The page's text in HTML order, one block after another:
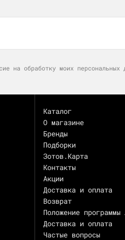
на обработку моих
Каталог
О магазине
Бренды
Подборки
Зотов.Карта
Контакты
Акции
Доставка и оплата
Возврат
Положение программы
Доставка и оплата
Частые вопросы